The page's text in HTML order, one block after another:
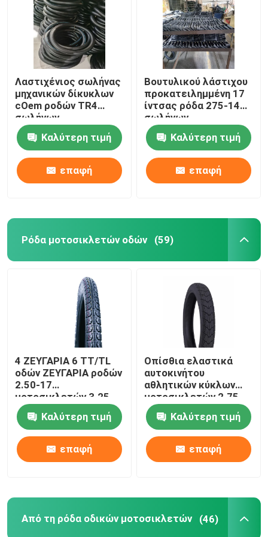
Σχετικά με εμάς
Γύρος εργοστασίων
Ποιοτικός έλεγχος
επαφή
Νέα
Όλες οι περιπτώσεις
Λαστιχένιος σωλήνας
μηχανικών δίκυκλων
cOem ροδών TR4
σωλήνων
μοτοσικλετών 17
ίντσαςΚαλύτερη τιμή
επαφή
Βουτυλικού λάστιχου
προκατειλημμένη 17
ίντσας ρόδα 275-14
σωλήνων
μοτοσικλετών
εσωτερική για το
τρίκυκλο
Καλύτερη τιμή
επαφή
Ρόδα μοτοσικλετών οδών (59)
4 ΖΕΥΓΑΡΙΑ 6 TT/TL
οδών ΖΕΥΓΑΡΙΑ ροδών
2.50-17
μοτοσικλετών 3.25-
16 3.50-16 J607
Καλύτερη τιμή
επαφή
Οπίσθια ελαστικά
αυτοκινήτου
αθλητικών κύκλων
μοτοσικλετών 2.75-
17 J616 6 ΖΕΥΓΆΡΙΑ
πλαισίων 1.85*17
TT/TL 47P
Καλύτερη τιμή
επαφή
Από τη ρόδα οδικών μοτοσικλετών (46)